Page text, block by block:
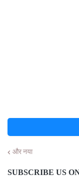
और नया
SUBSCRIBE US